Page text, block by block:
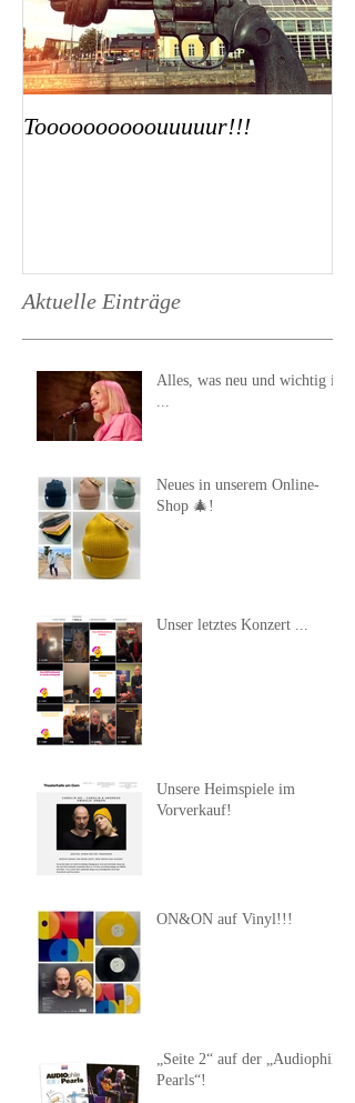
Toooooooooouuuuur!!!
Aktuelle Einträge
Alles, was neu und wichtig ist
Neues in unserem Online-
Shop 🎄!
Unser letztes Konzert ...
Unsere Heimspiele im
Vorverkauf!
ON&ON auf Vinyl!!!
„Seite 2“ auf der „Audiophile
Pearls“!